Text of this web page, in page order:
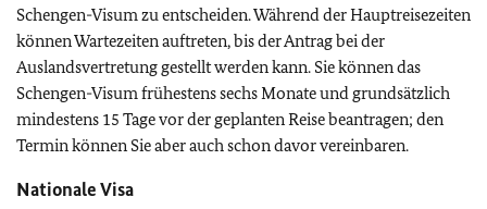
Schengen-Visum zu entscheiden. Während der Hauptreisezeiten
können Wartezeiten auftreten, bis der Antrag bei der
Auslandsvertretung gestellt werden kann. Sie können das
Schengen-Visum frühestens sechs Monate und grundsätzlich
mindestens 15 Tage vor der geplanten Reise beantragen; den
Termin können Sie aber auch schon davor vereinbaren.
Nationale Visa